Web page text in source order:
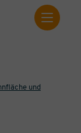
und